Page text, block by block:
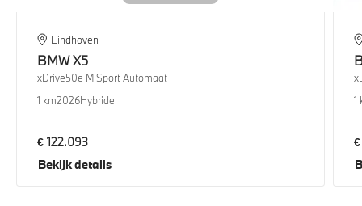
Eindhoven
BMWX5
xDrive50e M Sport Automaat
1 km2026Hybride
€ 122.093
Bekijk details
1